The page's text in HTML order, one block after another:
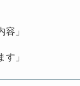
容」
す」